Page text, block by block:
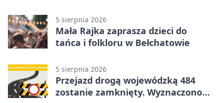
5 sierpnia 2026
Mała Rajka zaprasza dzieci do
tańca i folkloru w Bełchatowie
5 sierpnia 2026
Przejazd drogą wojewódzką 484
zostanie zamknięty. Wyznaczono